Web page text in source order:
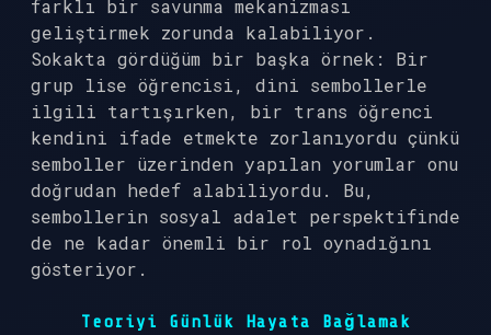
farklı bir savunma mekanizması
geliştirmek zorunda kalabiliyor.
Sokakta gördüğüm bir başka örnek: Bir
grup lise öğrencisi, dini sembollerle
ilgili tartışırken, bir trans öğrenci
kendini ifade etmekte zorlanıyordu çünkü
semboller üzerinden yapılan yorumlar onu
doğrudan hedef alabiliyordu. Bu,
sembollerin sosyal adalet perspektifinde
de ne kadar önemli bir rol oynadığını
gösteriyor.
Teoriyi Günlük Hayata Bağlamak